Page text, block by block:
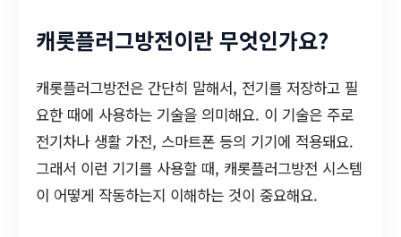
캐롯플러그방전이란 무엇인가요?
캐롯플러그방전은 간단히 말해서, 전기를 저장하고 필
요한 때에 사용하는 기술을 의미해요. 이 기술은 주로
전기차나 생활 가전, 스마트폰 등의 기기에 적용돼요.
그래서 이런 기기를 사용할 때, 캐롯플러그방전 시스템
이 어떻게 작동하는지 이해하는 것이 중요해요.